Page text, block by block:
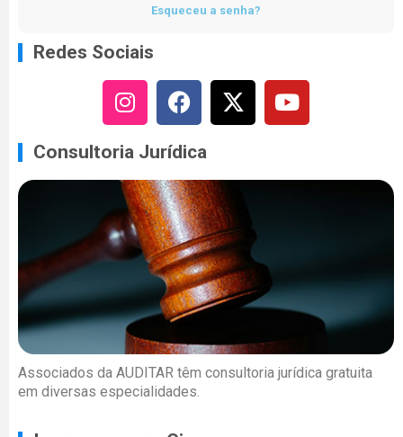
Esqueceu a senha?
Redes Sociais
Consultoria Jurídica
Associados da AUDITAR têm consultoria jurídica gratuita
em diversas especialidades.